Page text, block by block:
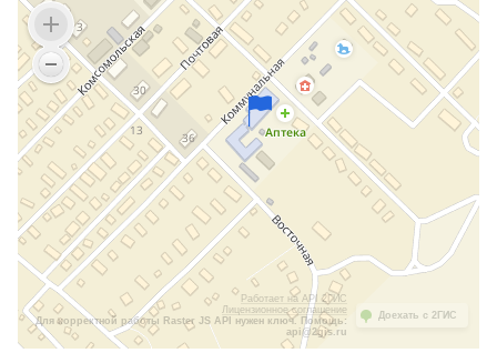
Работает на API 2ГИС
Лицензионное соглашение
Для корректной работы Raster JS API нужен ключ. Помощь:
api@2gis.ru
Доехать с 2ГИС